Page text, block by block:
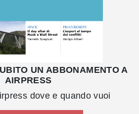
UN ABBONAMENTO A
AIRPRESS
dove e quando vuoi